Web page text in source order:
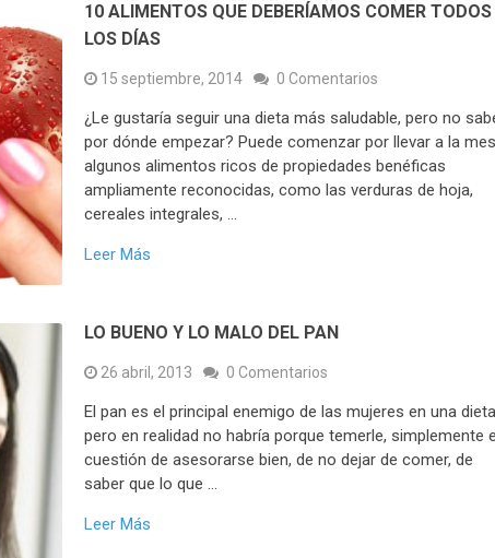
10 ALIMENTOS QUE DEBERÍAMOS COMER TODOS
LOS DÍAS
15 septiembre, 2014 0 Comentarios
¿Le gustaría seguir una dieta más saludable, pero no
por dónde empezar? Puede comenzar por llevar a la
algunos alimentos ricos de propiedades benéficas
ampliamente reconocidas, como las verduras de hoja,
cereales integrales, …
Leer Más
LO BUENO Y LO MALO DEL PAN
26 abril, 2013 0 Comentarios
El pan es el principal enemigo de las mujeres en una
pero en realidad no habría porque temerle, simplemente
cuestión de asesorarse bien, de no dejar de comer, de
saber que lo que …
Leer Más